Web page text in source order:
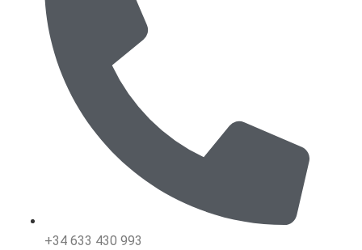
+34 633 430 993